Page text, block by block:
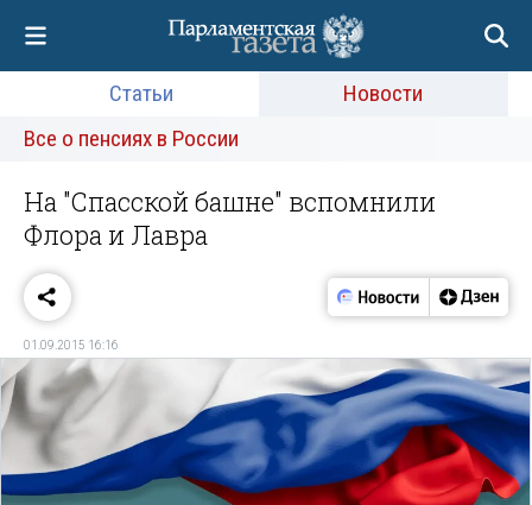
Статьи
Новости
Все о пенсиях в России
На "Спасской башне" вспомнили
Флора и Лавра
01.09.2015 16:16